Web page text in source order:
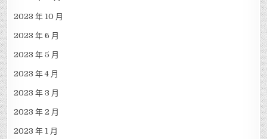
2023 年 10 月
2023 年 6 月
2023 年 5 月
2023 年 4 月
2023 年 3 月
2023 年 2 月
2023 年 1 月